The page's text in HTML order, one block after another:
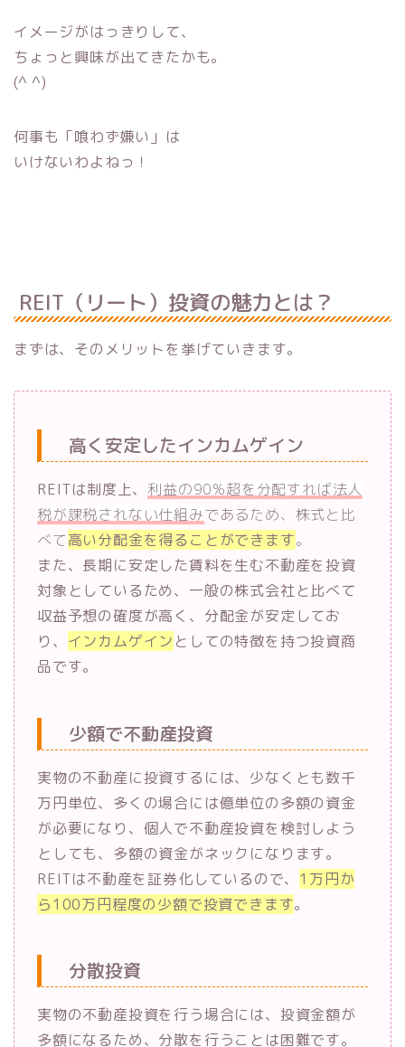
イメージがはっきりして、
ちょっと興味が出てきたかも。
(^ ^)
何事も「喰わず嫌い」は
いけないわよねっ！
REIT（リート）投資の魅力とは？
まずは、そのメリットを挙げていきます。
高く安定したインカムゲイン
REITは制度上、 利益の90%超を分配すれば法人
税が課税されない仕組みであるため、株式と比
べて高い分配金を得ることができます。
また、長期に安定した賃料を生む不動産を投資
対象としているため、一般の株式会社と比べて
収益予想の確度が高く、分配金が安定してお
り、 インカムゲイン としての特徴を持つ投資商
品です。
少額で不動産投資
実物の不動産に投資するには、少なくとも数千
万円単位、多くの場合には億単位の多額の資金
が必要になり、個人で不動産投資を検討しよう
としても、多額の資金がネックになります。
REITは不動産を証券化しているので、 1万円か
ら100万円程度の少額で投資できます。
分散投資
実物の不動産投資を行う場合には、投資金額が
多額になるため、分散を行うことは困難です。